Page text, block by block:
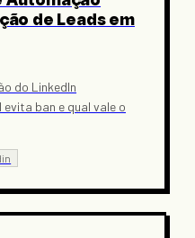
de Leads em
do LinkedIn
ban e qual vale o